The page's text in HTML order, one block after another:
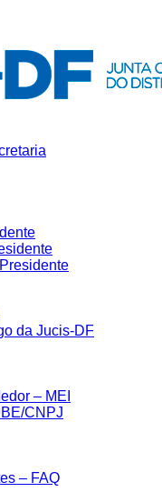
da Jucis-DF
– MEI
CNPJ
– FAQ